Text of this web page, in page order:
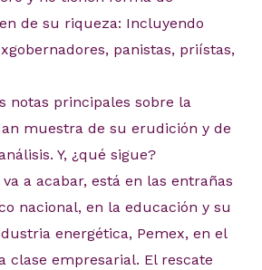
de su riqueza: Incluyendo
panistas, priístas,
notas principales sobre la
muestra de su erudición y de
Y, ¿qué sigue?
a acabar, está en las entrañas
nacional, en la educación y su
energética, Pemex, en el
clase empresarial. El rescate